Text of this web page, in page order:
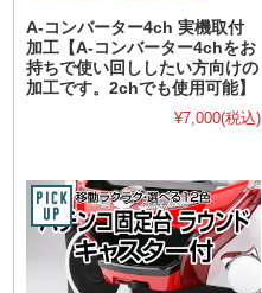
A-コンバーター4ch 実機取付
加工【A-コンバーター4chをお
持ちで使い回ししたい方向けの
加工です。2chでも使用可能】
¥7,000(税込)